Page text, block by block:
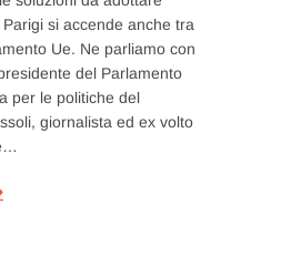
si accende anche tra
Ue. Ne parliamo con
del Parlamento
per le politiche del
giornalista ed ex volto